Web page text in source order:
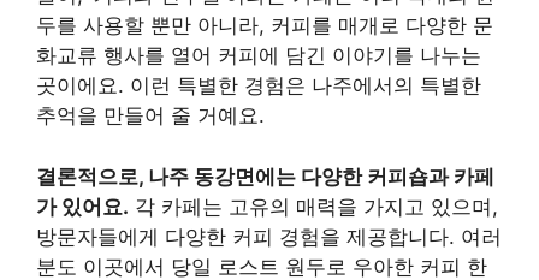
두를 사용할 뿐만 아니라, 커피를 매개로 다양한 문
화교류 행사를 열어 커피에 담긴 이야기를 나누는
곳이에요. 이런 특별한 경험은 나주에서의 특별한
추억을 만들어 줄 거예요.
결론적으로, 나주 동강면에는 다양한 커피숍과 카페
가 있어요. 각 카페는 고유의 매력을 가지고 있으며,
방문자들에게 다양한 커피 경험을 제공합니다. 여러
분도 이곳에서 당일 로스트 원두로 우아한 커피 한